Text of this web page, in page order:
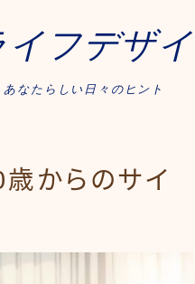
フデザ
なたらしい日々のヒント
からのサイ